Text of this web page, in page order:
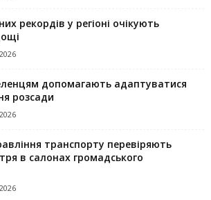
рекордів у регіоні очікують
допомагають адаптуватися
розсади
транспорту перевіряють
в салонах громадського